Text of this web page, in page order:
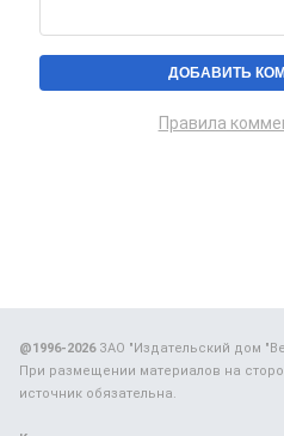
Правила
@1996-2026ЗАО "Издательский дом
При размещении материалов на
источник обязательна.